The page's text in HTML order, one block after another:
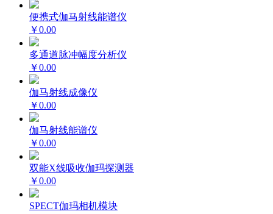
便携式伽马射线能谱仪
￥0.00
多通道脉冲幅度分析仪
￥0.00
伽马射线成像仪
￥0.00
伽马射线能谱仪
￥0.00
双能X线吸收伽玛探测器
￥0.00
SPECT伽玛相机模块